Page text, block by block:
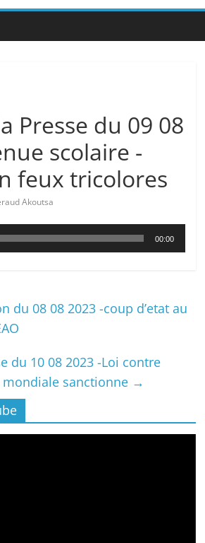
Presse du 09 08
scolaire -
feux tricolores
Akoutsa
00:00
du 08 08 2023 -coup d’etat au
du 10 08 2023 -Loi contre
mondiale sanctionne →